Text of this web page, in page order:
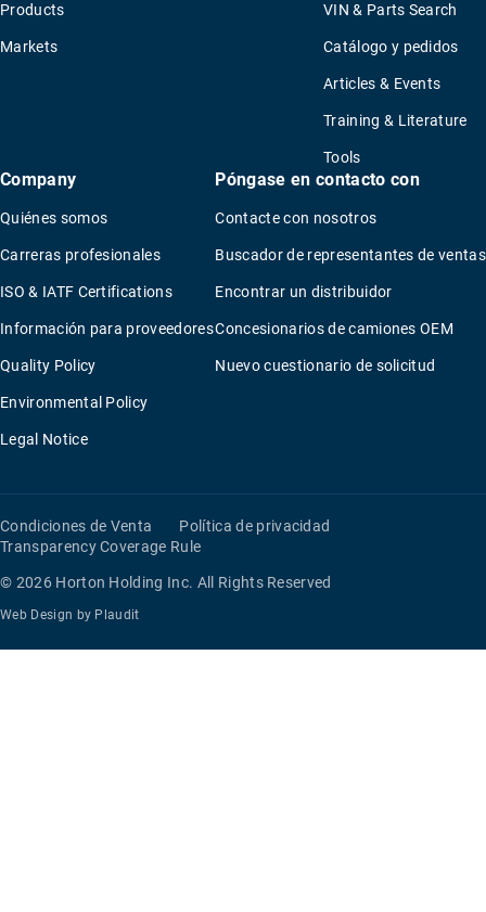
Products
Markets
VIN & Parts Search
Catálogo y pedidos
Articles & Events
Training & Literature
Tools
Company
Quiénes somos
Carreras profesionales
ISO & IATF Certifications
Información para proveedores
Quality Policy
Environmental Policy
Legal Notice
Póngase en contacto con
Contacte con nosotros
Buscador de representantes de ventas
Encontrar un distribuidor
Concesionarios de camiones OEM
Nuevo cuestionario de solicitud
Condiciones de Venta
Política de privacidad
Transparency Coverage Rule
© 2026 Horton Holding Inc. All Rights Reserved
Web Design by Plaudit